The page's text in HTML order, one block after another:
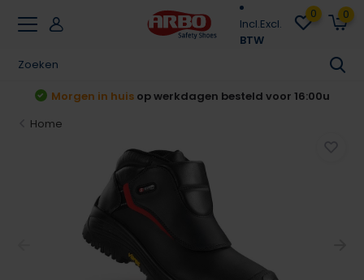
Incl.Excl.
BTW
0 0
Achteraf betalenKlarna & Riverty
Home